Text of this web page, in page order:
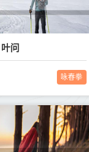
问
咏春拳